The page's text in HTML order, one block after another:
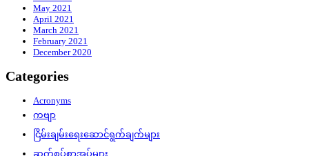
May 2021
April 2021
March 2021
February 2021
December 2020
Categories
Acronyms
ကဗျာ
ငြိမ်းချမ်းရေးဆောင်ရွက်ချက်များ
ဆက်စပ်စာအုပ်များ